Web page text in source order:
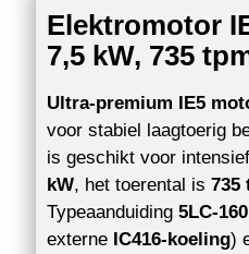
Elektromotor
7,5 kW, 735
Ultra-premium IE5
voor stabiel laagtoerig
is geschikt voor
kW, het toerental is 735
Typeaanduiding 5LC-
externe IC416-koeling)